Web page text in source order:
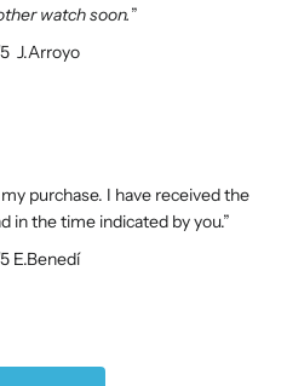
watch soon.
J.Arroyo
purchase. I have received the
in the time indicated by you.
E.Benedí